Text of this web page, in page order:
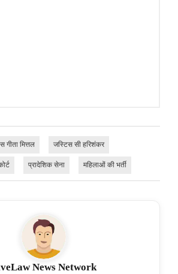
गीता मित्तल जस्टिस सी हरिशंकर
प्रादेशिक सेना महिलाओं की भर्ती
News Network